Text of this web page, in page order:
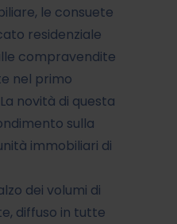
le consuete
residenziale
compravendite
nel primo
novità di questa
sulla
immobiliari di
dei volumi di
diffuso in tutte